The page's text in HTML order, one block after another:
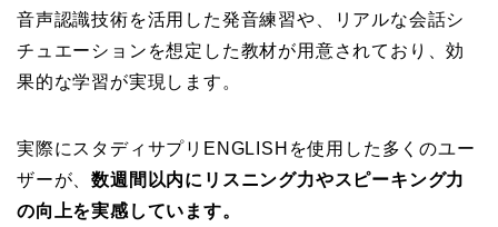
音声認識技術を活用した発音練習や、リアルな会話シ
チュエーションを想定した教材が用意されており、効
果的な学習が実現します。
実際にスタディサプリENGLISHを使用した多くのユー
ザーが、数週間以内にリスニング力やスピーキング力
の向上を実感しています。